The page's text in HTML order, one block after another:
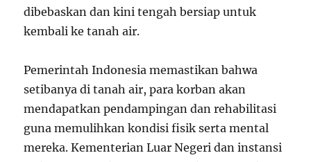
dibebaskan dan kini tengah bersiap untuk
kembali ke tanah air.
Pemerintah Indonesia memastikan bahwa
setibanya di tanah air, para korban akan
mendapatkan pendampingan dan rehabilitasi
guna memulihkan kondisi fisik serta mental
mereka. Kementerian Luar Negeri dan instansi